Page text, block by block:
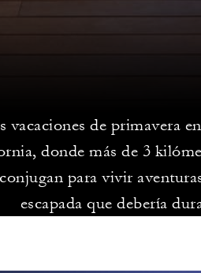
vacaciones de primavera
donde más de 3
para vivir
escapada que debería